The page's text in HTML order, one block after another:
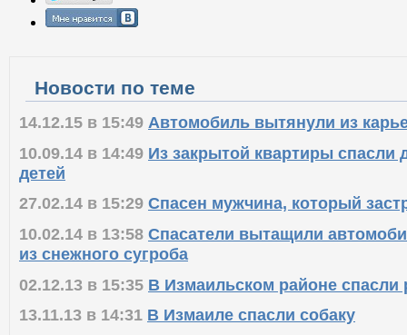
Новости по теме
14.12.15 в 15:49 Автомобиль вытянули из
10.09.14 в 14:49 Из закрытой квартиры спасли
детей
27.02.14 в 15:29 Спасен мужчина, который
10.02.14 в 13:58 Спасатели вытащили
из снежного сугроба
02.12.13 в 15:35 В Измаильском районе спасли
13.11.13 в 14:31 В Измаиле спасли собаку